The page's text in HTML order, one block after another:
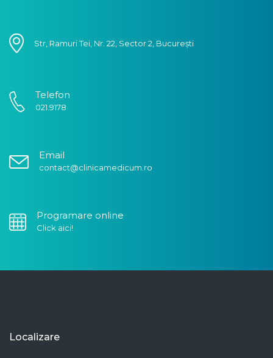
Str, Ramuri Tei, Nr. 22, Sector 2, București
Telefon
021.9178
Email
contact@clinicamedicum.ro
Programare online
Click aici!
Localizare